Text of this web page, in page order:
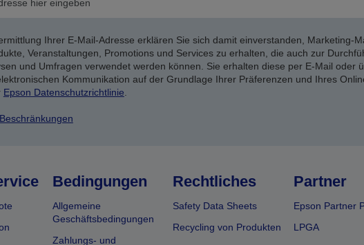
Ihrer E-Mail-Adresse erklären Sie sich damit einverstanden, Marketing-
Veranstaltungen, Promotions und Services zu erhalten, die auch zur
und Umfragen verwendet werden können. Sie erhalten diese per E-Mail oder
Kommunikation auf der Grundlage Ihrer Präferenzen und Ihres
Epson Datenschutzrichtlinie
Bedingungen
Allgemeine
Geschäftsbedingungen
Zahlungs- und
Rechtliches
Safety Data Sheets
Recycling von Produkten
Partner
Epson Partner
LPGA